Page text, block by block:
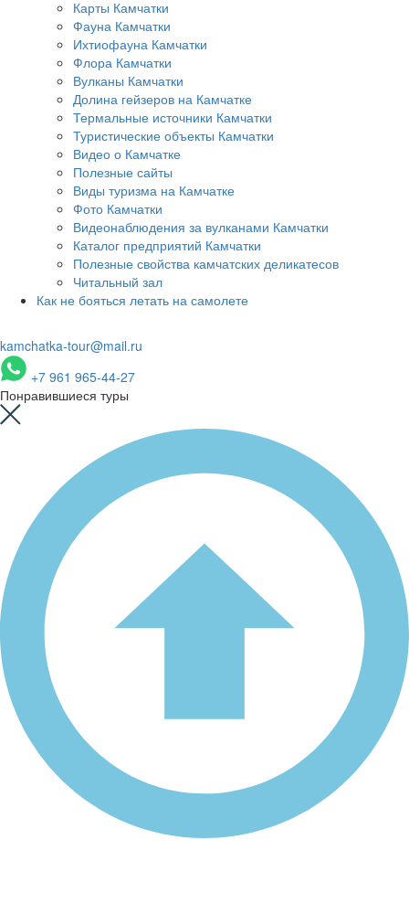
Карты Камчатки
Фауна Камчатки
Ихтиофауна Камчатки
Флора Камчатки
Вулканы Камчатки
Долина гейзеров на Камчатке
Термальные источники Камчатки
Туристические объекты Камчатки
Видео о Камчатке
Полезные сайты
Виды туризма на Камчатке
Фото Камчатки
Видеонаблюдения за вулканами Камчатки
Каталог предприятий Камчатки
Полезные свойства камчатских деликатесов
Читальный зал
Как не бояться летать на самолете
kamchatka-tour@mail.ru
+7 961 965-44-27
Понравившиеся туры